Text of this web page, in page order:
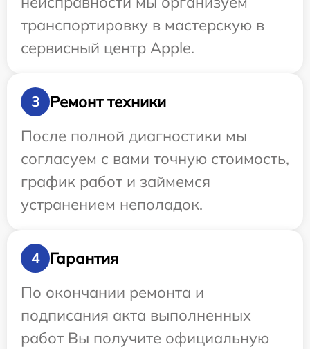
транспортировку в мастерскую в
сервисный центр Apple.
3
Ремонт техники
После полной диагностики мы
согласуем с вами точную стоимость,
график работ и займемся
устранением неполадок.
4
Гарантия
По окончании ремонта и
подписания акта выполненных
работ Вы получите официальную